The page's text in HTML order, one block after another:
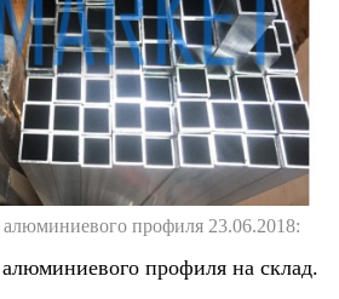
профиля 23.06.2018:
профиля на склад.